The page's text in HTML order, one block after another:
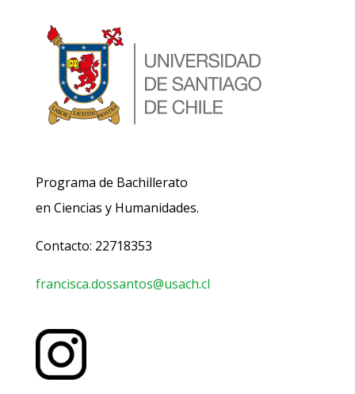
Programa de Bachillerato
en Ciencias y Humanidades.
Contacto: 22718353
francisca.dossantos@usach.cl